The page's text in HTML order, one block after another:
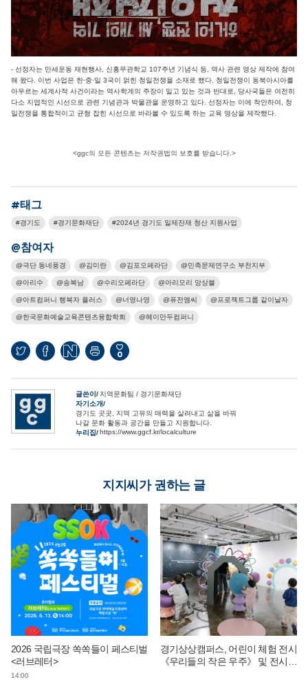
- 선정자는 만세운동 재현행사, 신흥무관학교 107주년 기념식 등, 역사 관련 영상 제작에 참여
해 왔다. 이번 사업은 한·중·일 3국이 얽힌 청일전쟁을 소재로 했다. 청일전쟁이 동북아시아를
아우르는 세계사적 사건이라는 역사학계의 주장이 일고 있는 것과 반대로, 당사국들은 여전히
다소 지엽적인 시선으로 관련 기념관과 박물관을 운영하고 있다. 선정자는 이에 착안하여, 청
일전쟁을 통합적이고 균형 잡힌 시선으로 바라볼 수 있도록 하는 교육 영상을 제작했다.
<ggc의 모든 콘텐츠는 저작권법의 보호를 받습니다.>
#태그
경기도 경기문화재단 2024년 경기도 일제잔재 청산 지원사업
@참여자
극단 동네풍경 김미란 김포오페라단 민족문제연구소 부천지부
아리수 송복남 수리오페라단 아리모리 앙상블
아트컴퍼니 행복자 플러스 너영나영 퓨전엠씨 프로젝트그룹 같이날자
한국문화예술교육콘텐츠융합학회 헤이만두컴퍼니
0
글쓴이
지역문화팀 / 경기문화재단
자기소개
경기도 곳곳, 지역 고유의 매력을 살려내고 삶을 바꿔
나갈 문화 활동과 공간을 만들고 지원합니다.
누리집 https://www.ggcf.kr/localculture
지지씨가 권하는 글
2026 국립극장 쏙쏙들이 페스티벌
<러브레터>
14:00
경기상상캠퍼스, 어린이 체험 전시
《우리들의 작은 우주》 및 전시